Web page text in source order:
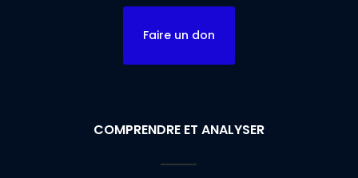
Faire un don
COMPRENDRE ET ANALYSER